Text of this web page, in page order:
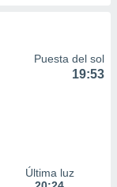
Puesta del sol
19:53
Última luz